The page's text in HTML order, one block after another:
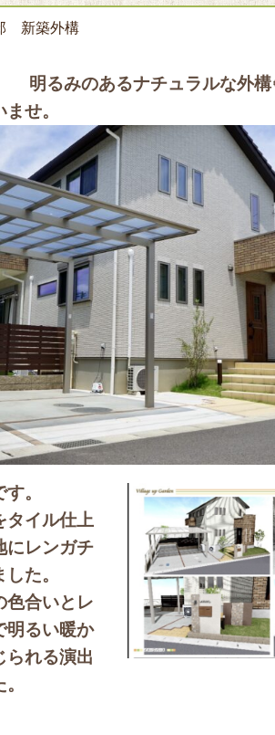
新築外構
明るみのあるナチュラルな外構
せ。
。
タイル仕上
にレンガチ
た。
色合いとレ
明るい暖か
られる演出